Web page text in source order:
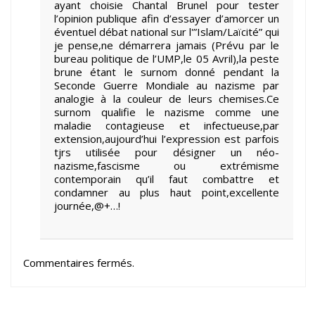
ayant choisie Chantal Brunel pour tester
l’opinion publique afin d’essayer d’amorcer un
éventuel débat national sur l'”Islam/Laïcité” qui
je pense,ne démarrera jamais (Prévu par le
bureau politique de l’UMP,le 05 Avril),la peste
brune étant le surnom donné pendant la
Seconde Guerre Mondiale au nazisme par
analogie à la couleur de leurs chemises.Ce
surnom qualifie le nazisme comme une
maladie contagieuse et infectueuse,par
extension,aujourd’hui l’expression est parfois
tjrs utilisée pour désigner un néo-
nazisme,fascisme ou extrémisme
contemporain qu’il faut combattre et
condamner au plus haut point,excellente
journée,@+…!
Commentaires fermés.